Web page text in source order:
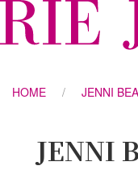
HOME JENNI
JENNI